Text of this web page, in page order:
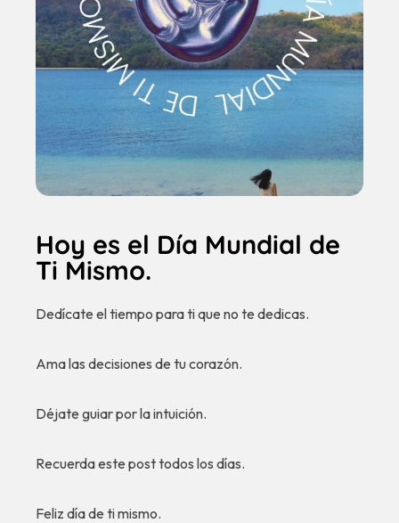
Hoy es el Día Mundial de
Ti Mismo.
Dedícate el tiempo para ti que no te dedicas.
Ama las decisiones de tu corazón.
Déjate guiar por la intuición.
Recuerda este post todos los días.
Feliz día de ti mismo.